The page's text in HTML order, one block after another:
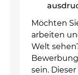
Möchten
arbeiten
Welt
sein.